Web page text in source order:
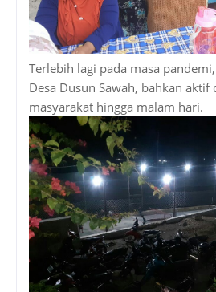
Terlebih lagi pada masa
Desa Dusun Sawah, bahkan aktif
masyarakat hingga malam hari.